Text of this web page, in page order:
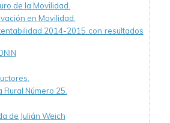
de la Movilidad.
en Movilidad.
2014-2015 con resultados
Número 25.
de Julián Weich